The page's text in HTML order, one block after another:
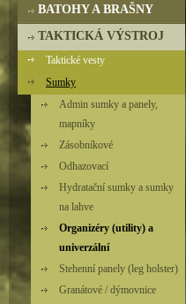
BATOHY A BRAŠNY
TAKTICKÁ VÝSTROJ
Taktické vesty
Sumky
Admin sumky a panely,
mapníky
Zásobníkové
Odhazovací
Hydratační sumky a sumky
na lahve
Organizéry (utility) a
univerzální
Stehenní panely (leg holster)
Granátové / dýmovnice